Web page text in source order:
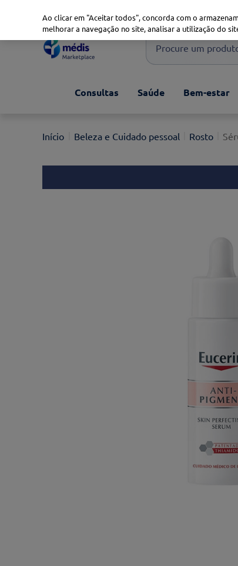
Procure um produto,
1º xiaomi
3º now
Consultas Saúde Bem-estar
Beleza e Cuidado pessoal Rosto
Ao clicar em "Aceitar todos", concorda com o
melhorar a navegação no site, analisar a utilização do